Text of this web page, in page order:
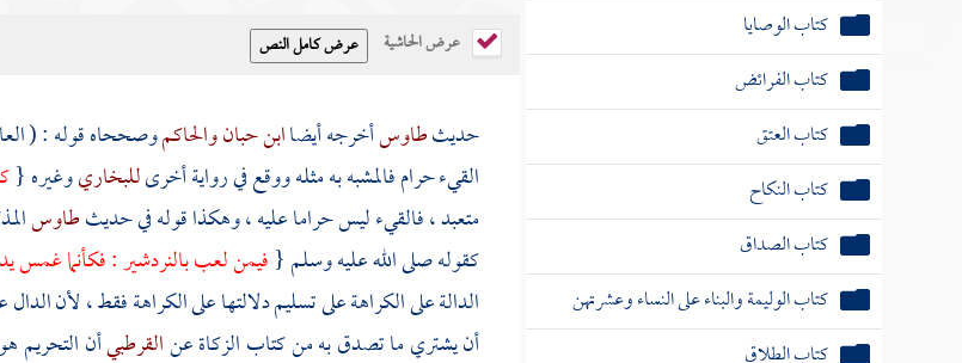
كتاب الوصايا
كتاب الفرائض
كتاب العتق
كتاب النكاح
كتاب الصداق
كتاب الوليمة والبناء على النساء وعشرتهن
عرض الحاشية
حديثطاوسأخرجه أيضاابن حبانوالحاكموصححاه قوله : (
القيء حرام فالمشبه به مثله ووقع في رواية أخرىللبخاريوغيره {
متعبد ، فالقيء ليس حراما عليه ، وهكذا قوله في حديثطاوس
كقوله صلى الله عليه وسلم {فيمن لعب بالنردشير : فكأنما غمس
الدالة على الكراهة على تسليم دلالتها على الكراهة فقط ، لأن
أن يشتري ما تصدق به من كتاب الزكاة عنالقرطبيأن التحريم